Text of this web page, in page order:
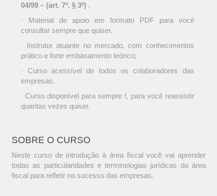
04/99 – (art. 7º, § 3º) .
· Material de apoio em formato PDF para você
consultar sempre que quiser.
· Instrutor atuante no mercado, com conhecimentos
prático e forte embasamento teórico;
· Curso acessível de todos os colaboradores das
empresas.
· Curso disponível para sempre !, para você reassistir
quantas vezes quiser.
SOBRE O CURSO
Neste curso de introdução à área fiscal você vai aprender
todas as particularidades e terminologias jurídicas da área
fiscal para refletir no sucesso das empresas.